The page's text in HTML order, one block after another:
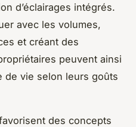
d’éclairages intégrés.
avec les volumes,
et créant des
peuvent ainsi
de vie selon leurs goûts
des concepts